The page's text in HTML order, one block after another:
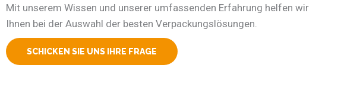
Mit unserem Wissen und unserer umfassenden Erfahrung helfen wir
Ihnen bei der Auswahl der besten Verpackungslösungen.
SCHICKEN SIE UNS IHRE FRAGE